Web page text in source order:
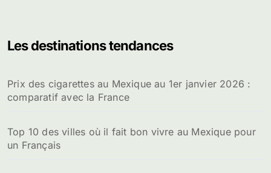
Les destinations tendances
Prix des cigarettes au Mexique au 1er janvier 2026 :
comparatif avec la France
Top 10 des villes où il fait bon vivre au Mexique pour
un Français